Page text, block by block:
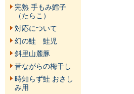
完熟 手もみ鱈子
（たらこ）
対応について
幻の鮭 鮭児
斜里山麓豚
昔ながらの梅干し
時知らず鮭 おさし
み用